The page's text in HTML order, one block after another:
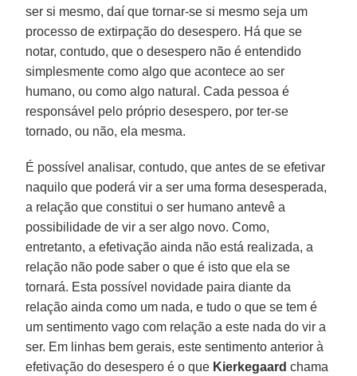
ser si mesmo, daí que tornar-se si mesmo seja um
processo de extirpação do desespero. Há que se
notar, contudo, que o desespero não é entendido
simplesmente como algo que acontece ao ser
humano, ou como algo natural. Cada pessoa é
responsável pelo próprio desespero, por ter-se
tornado, ou não, ela mesma.
É possível analisar, contudo, que antes de se efetivar
naquilo que poderá vir a ser uma forma desesperada,
a relação que constitui o ser humano antevê a
possibilidade de vir a ser algo novo. Como,
entretanto, a efetivação ainda não está realizada, a
relação não pode saber o que é isto que ela se
tornará. Esta possível novidade paira diante da
relação ainda como um nada, e tudo o que se tem é
um sentimento vago com relação a este nada do vir a
ser. Em linhas bem gerais, este sentimento anterior à
efetivação do desespero é o que Kierkegaard chama